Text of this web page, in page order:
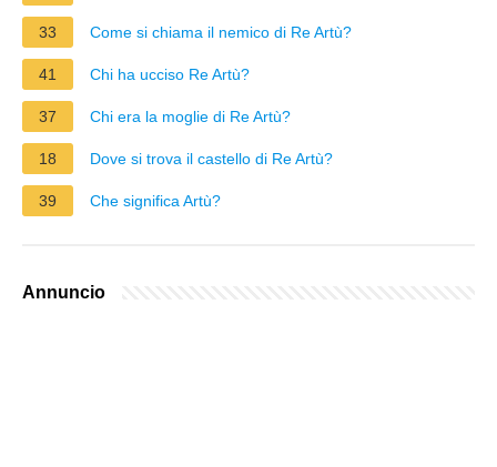
33 Come si chiama il nemico di Re Artù?
41 Chi ha ucciso Re Artù?
37 Chi era la moglie di Re Artù?
18 Dove si trova il castello di Re Artù?
39 Che significa Artù?
Annuncio